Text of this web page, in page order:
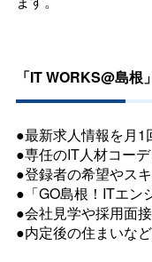
「IT WORKS@島根
●最新求人情報を月
●専任のIT人材コー
●登録者の希望やス
●「GO島根！ITエン
●会社見学や採用面
●内定後の住まいな